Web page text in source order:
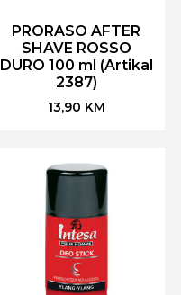
PRORASO AFTER
SHAVE ROSSO
DURO 100 ml (Artikal
2387)
13,90 KM